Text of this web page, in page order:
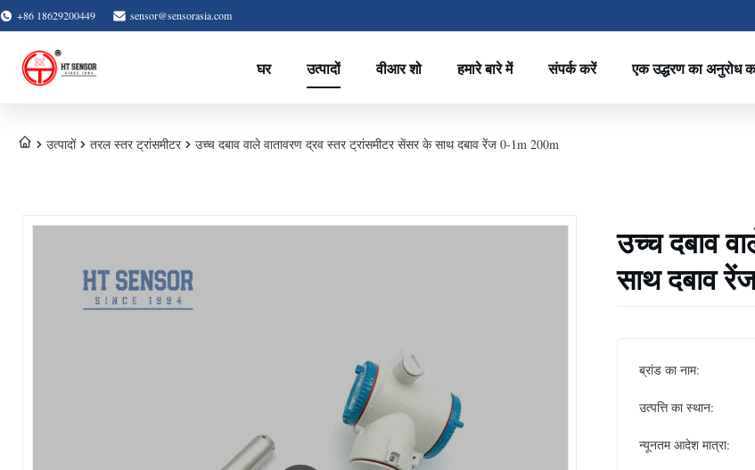
+86 18629200449 sensor@sensorasia.com
घर उत्पादों वीआर शो हमारे बारे में संपर्क करें एक उद्धरण का अनुरोध
उत्पादों तरल स्तर ट्रांसमीटर उच्च दबाव वाले वातावरण द्रव स्तर ट्रांसमीटर सेंसर के साथ दबाव रेंज 0-1m 200m
उच्च दबाव
साथ दबाव
ब्रांड का नाम:
उत्पत्ति का स्थान:
न्यूनतम आदेश मात्रा: